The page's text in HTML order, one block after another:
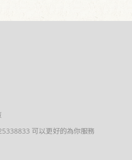
可以更好的為你服務